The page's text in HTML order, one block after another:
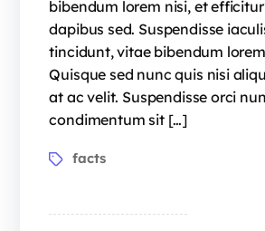
bibendum lorem nisi, et
dapibus sed. Suspendisse
tincidunt, vitae bibendum
Quisque sed nunc quis nisi
at ac velit. Suspendisse orci
condimentum sit […]
facts